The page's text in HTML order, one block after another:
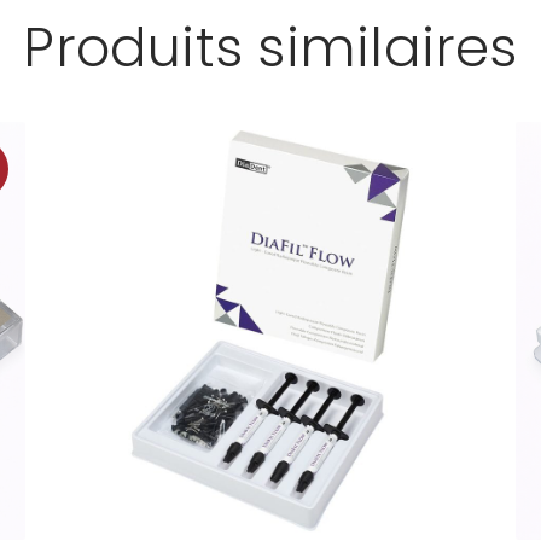
Produits similaires